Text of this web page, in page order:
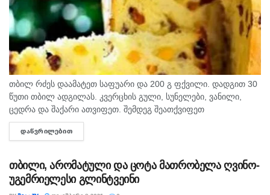
თბილ რძეს დაამატეთ საფუარი და 200 გ ფქვილი. დადგით 30
წუთი თბილ ადგილას. კვერცხის გული, სუნელები, ვანილი,
ცედრა და შაქარი ათვიფეთ. შემდეგ შეათქვიფეთ
დარბილებული კარაქი. ეს მასა შეურიეთ საფუვრიან მასას,...
ᲓᲐᲬᲕᲠᲘᲚᲔᲑᲘᲗ
თბილი, არომატული და ცოტა მათრობელა ღვინო-
უგემრიელესი გლინტვეინი